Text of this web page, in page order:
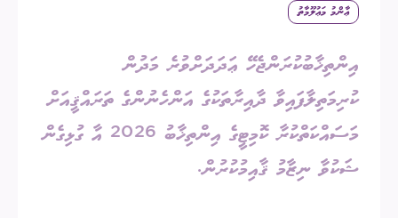
ޢާންމު މަޢުލޫމާތު
އިންތިޚާބުކުރަންޖެހޭ ޢަދަދަށްވުރެ މަދުން
ކުރިމަތިލާފައިވާ ދާއިރާތަކުގެ އަންހެނުންގެ ތަރައްޤީއަށް
މަސައްކަތްކުރާ ކޮމިޓީގެ އިންތިޚާބު 2026 އާ ގުޅިގެން
ޝަކުވާ ނިޒާމު ޤާއިމުކުރުން.